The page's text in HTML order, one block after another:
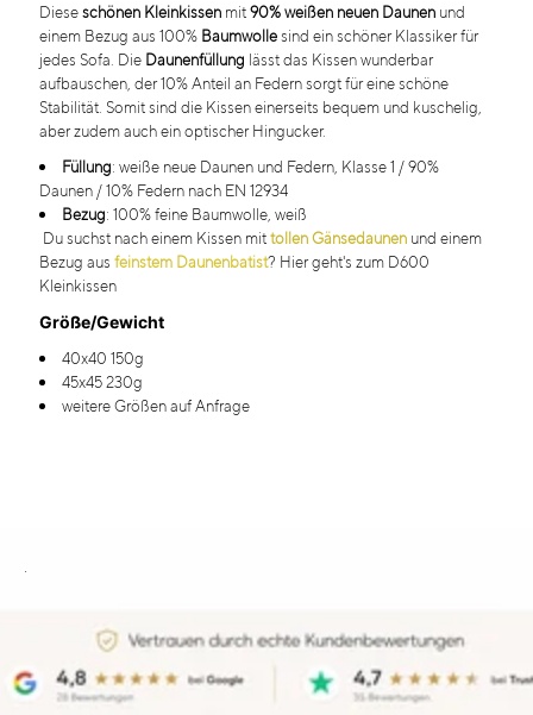
Dieseschönen Kleinkissenmit90%weißen neuen Daunen und
einem Bezug aus 100% Baumwollesind ein schöner Klassiker für
jedes Sofa. Die Daunenfüllung lässt das Kissen wunderbar
aufbauschen, der 10% Anteil an Federn sorgt für eine schöne
Stabilität. Somit sind die Kissen einerseits bequem und kuschelig,
aber zudem auch ein optischer Hingucker.
Füllung: weiße neue Daunen und Federn, Klasse 1 / 90%
Daunen / 10% Federn nach EN 12934
Bezug: 100% feine Baumwolle, weiß
Du suchst nach einem Kissen mittollenGänsedaunenund einem
Bezug aus feinstem Daunenbatist? Hier geht's zum D600
Kleinkissen
Größe/Gewicht
40x40 150g
45x45 230g
weitere Größen auf Anfrage
.